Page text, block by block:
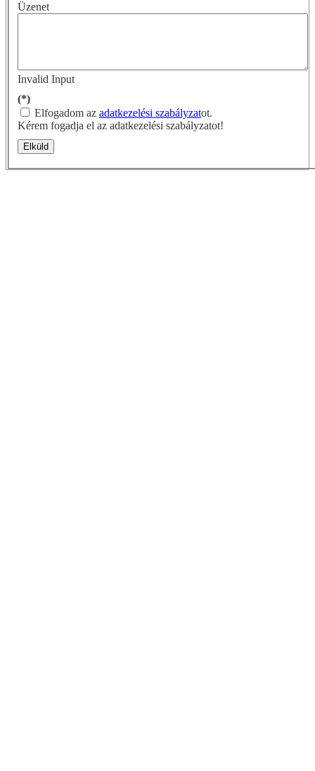
Üzenet
Invalid Input
(*)
Elfogadom az adatkezelési szabályzatot.
Kérem fogadja el az adatkezelési szabályzatot!
Elküld